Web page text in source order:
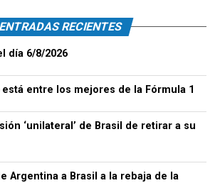
ENTRADAS RECIENTES
día 6/8/2026
está entre los mejores de la Fórmula 1
‘unilateral’ de Brasil de retirar a su
Argentina a Brasil a la rebaja de la